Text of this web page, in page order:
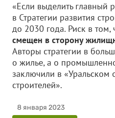
«Если выделить главный
в Стратегии развития
до 2030 года. Риск в том,
смещен в сторону
Авторы стратегии в
о жилье, а о
заключили в «Уральском
строителей».
8 января 2023